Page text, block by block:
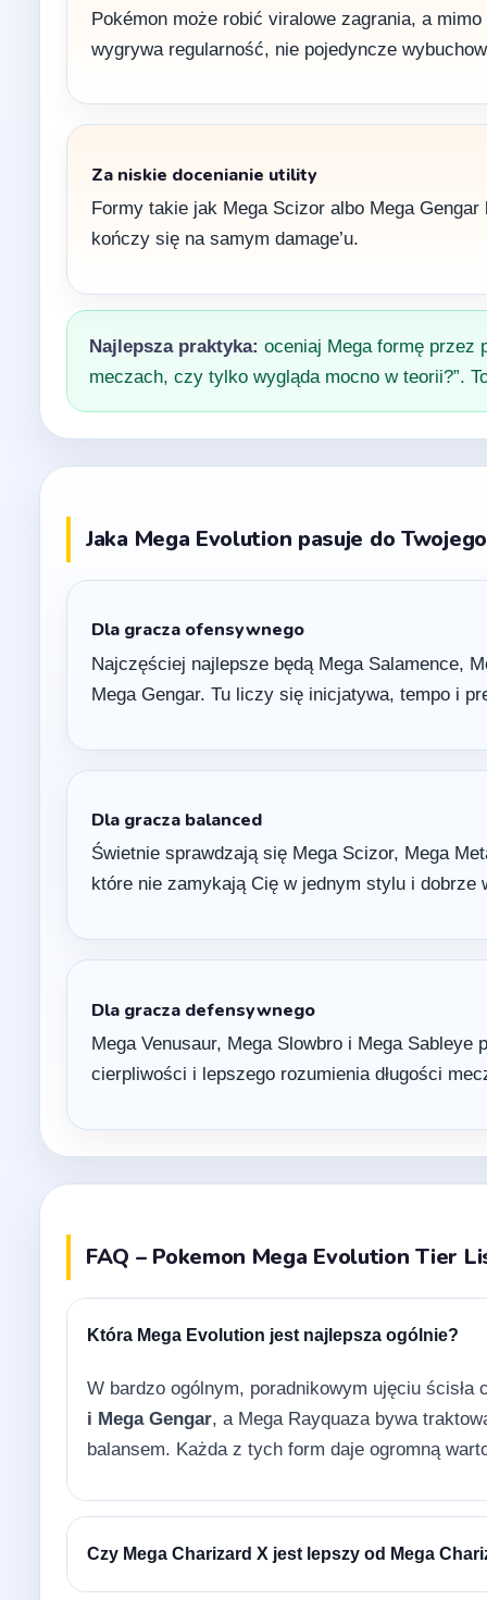
Pokémon może robić viralowe zagrania, a
wygrywa regularność, nie pojedyncze
Za niskie docenianie utility
Formy takie jak Mega Scizor albo Mega
kończy się na samym damage’u.
Najlepsza praktyka: oceniaj Mega formę przez
meczach, czy tylko wygląda mocno w teorii?”.
Jaka Mega Evolution pasuje do
Dla gracza ofensywnego
Najczęściej najlepsze będą Mega Salamence,
Mega Gengar. Tu liczy się inicjatywa, tempo i
Dla gracza balanced
Świetnie sprawdzają się Mega Scizor, Mega
które nie zamykają Cię w jednym stylu i dobrze
Dla gracza defensywnego
Mega Venusaur, Mega Slowbro i Mega
cierpliwości i lepszego rozumienia długości
FAQ – Pokemon Mega Evolution Tier
Która Mega Evolution jest najlepsza ogólnie?
W bardzo ogólnym, poradnikowym ujęciu ścisła
i Mega Gengar, a Mega Rayquaza bywa
balansem. Każda z tych form daje ogromną
Czy Mega Charizard X jest lepszy od Mega